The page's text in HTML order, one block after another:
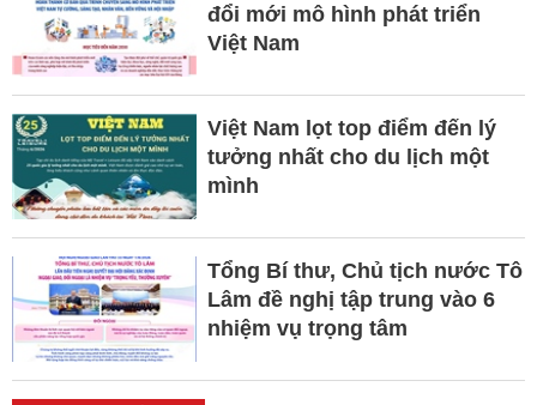
đổi mới mô hình phát triển
Việt Nam
Việt Nam lọt top điểm đến lý
tưởng nhất cho du lịch một
mình
Tổng Bí thư, Chủ tịch nước Tô
Lâm đề nghị tập trung vào 6
nhiệm vụ trọng tâm